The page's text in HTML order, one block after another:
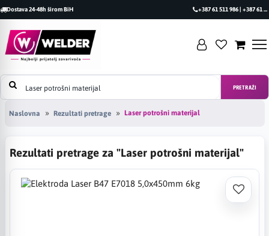
Dostava 24-48h širom BiH +387 61 511 986 | +387 61 493 470
PRETRAŽI
Naslovna Rezultati pretrage Laser potrošni materijal
Rezultati pretrage za "Laser potrošni materijal"